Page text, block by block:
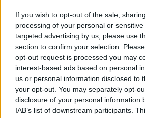
If you wish to opt-out of the sale,
processing of your personal or
targeted advertising by us, please use
section to confirm your selection.
opt-out request is processed you may
interest-based ads based on personal
us or personal information disclosed to
your opt-out. You may separately opt-
disclosure of your personal information
IAB’s list of downstream participants.
13 Alessandro Asara
14 Gavino Cabras
15 Giorgio Calvisi
16 Giuseppe Cocco